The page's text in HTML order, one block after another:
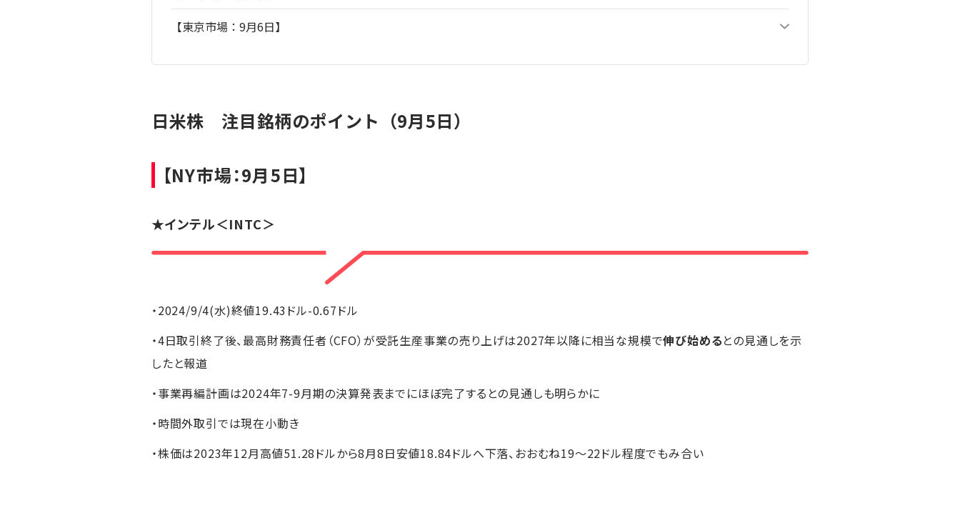
【東京市場：9月6日】
日米株 注目銘柄のポイント（9月5日）
【NY市場：9月5日】
★インテル＜INTC＞
・2024/9/4(水)終値19.43ドル-0.67ドル
・4日取引終了後、最高財務責任者（CFO）が受託生産事業の売り上げは2027年以降に相当な規模で伸び始めるとの見通しを示
したと報道
・事業再編計画は2024年7-9月期の決算発表までにほぼ完了するとの見通しも明らかに
・時間外取引では現在小動き
・株価は2023年12月高値51.28ドルから8月8日安値18.84ドルへ下落、おおむね19～22ドル程度でもみ合い